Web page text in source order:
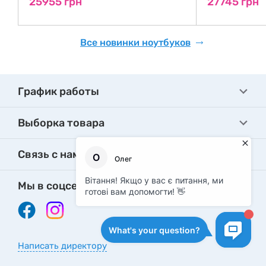
Все новинки ноутбуков
График работы
Выборка товара
Связь с нами
Мы в соцсетях
Написать директору